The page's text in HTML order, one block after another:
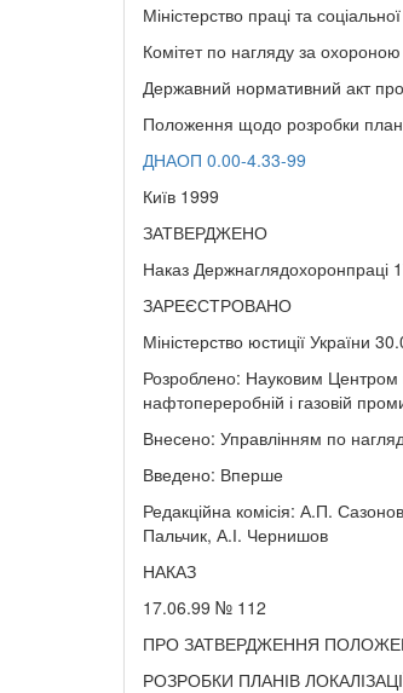
Міністерство праці та
Комітет по нагляду за
Державний нормативний акт
Положення щодо розробки планів
ДНАОП 0.00-4.33-99
Київ 1999
ЗАТВЕРДЖЕНО
Наказ
ЗАРЕЄСТРОВАНО
Міністерство юстиції України
Розроблено: Науковим Центром
нафтопереробній і газовій
Внесено: Управлінням по
Введено: Вперше
Редакційна комісія: А.П.
Пальчик, А.І. Чернишов
НАКАЗ
17.06.99 № 112
ПРО ЗАТВЕРДЖЕННЯ
РОЗРОБКИ ПЛАНІВ